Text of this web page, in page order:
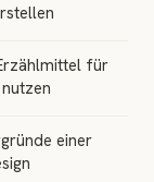
für
einer